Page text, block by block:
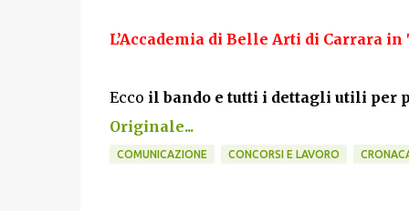
L’Accademia di Belle Arti di Carrara in
Ecco il bando e tutti i dettagli utili per
Originale...
COMUNICAZIONE CONCORSI E LAVORO